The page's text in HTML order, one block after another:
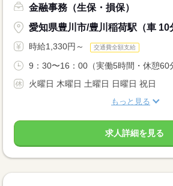
金融事務（生保・損保）
愛知県豊川市/豊川稲荷駅（車 10
時給1,330円～ 交通費全額支給
9：30〜16：00（実働5時間・休憩60
火曜日 木曜日 土曜日 日曜日 祝日
もっと見る
求人詳細を見る